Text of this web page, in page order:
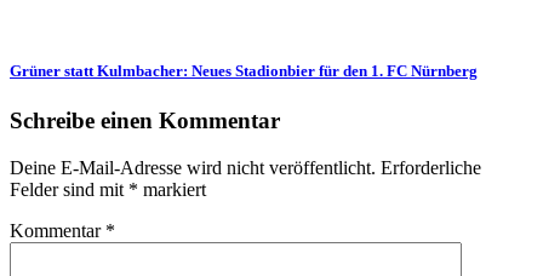
Grüner statt Kulmbacher: Neues Stadionbier für den 1. FC Nürnberg
Schreibe einen Kommentar
Deine E-Mail-Adresse wird nicht veröffentlicht. Erforderliche
Felder sind mit * markiert
Kommentar *